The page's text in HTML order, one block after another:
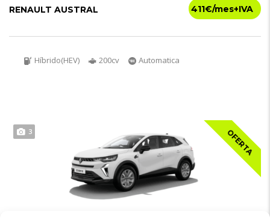
411€
RENAULT AUSTRAL
Híbrido(HEV) 200cv Automatica
OFERTA
3